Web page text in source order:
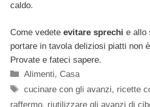
caldo.
Come vedete evitare sprechi e allo
portare in tavola deliziosi piatti non
Provate e fateci sapere.
Categorie
Alimenti, Casa
Tag
cucinare con gli avanzi, ricette
raffermo, riutilizzare gli avanzi di